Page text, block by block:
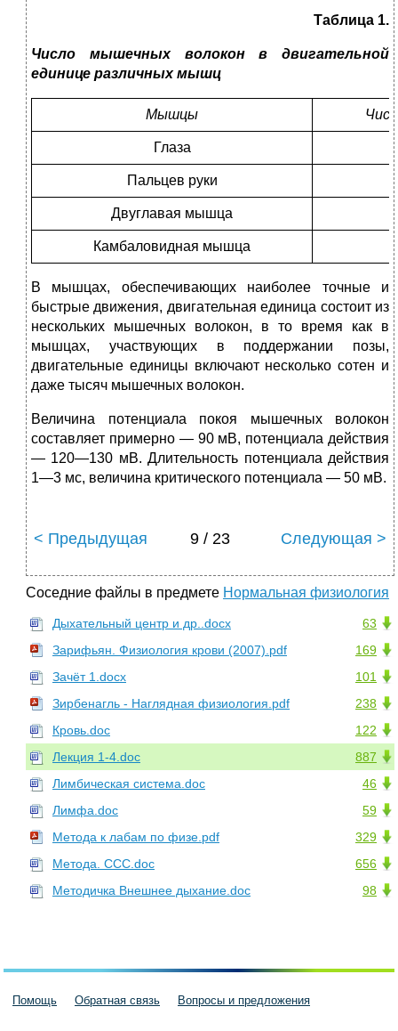
Таблица 1.
Число мышечных волокон в двигательной
единице различных мышц
Мышцы
Глаза
Пальцев руки
Двуглавая мышца
Камбаловидная мышца
В мышцах, обеспечивающих наиболее точные и
быстрые движения, двигательная единица состоит из
нескольких мышечных волокон, в то время как в
мышцах, участвующих в поддержании позы,
двигательные единицы включают несколько сотен и
даже тысяч мышечных волокон.
Величина потенциала покоя мышечных волокон
составляет примерно — 90 мВ, потенциала действия
— 120—130 мВ. Длительность потенциала действия
1—3 мс, величина критического потенциала — 50 мВ.
< Предыдущая 9 / 23 Следующая >
Соседние файлы в предмете Нормальная физиология
63
Дыхательный центр и др..docx
169
Зарифьян. Физиология крови (2007).pdf
101
Зачёт 1.docx
238
Зирбенагль - Наглядная физиология.pdf
122
Кровь.doc
887
Лекция 1-4.doc
46
Лимбическая система.doc
59
Лимфа.doc
329
Метода к лабам по физе.pdf
656
Метода. ССС.doc
98
Методичка Внешнее дыхание.doc
Помощь Обратная связь Вопросы и предложения